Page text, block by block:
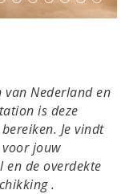
van Nederland en
is deze
Je vindt
jouw
en de overdekte
.